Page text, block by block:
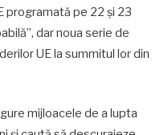
programată pe 22 şi 23
dar noua serie de
UE la summitul lor din
mijloacele de a lupta